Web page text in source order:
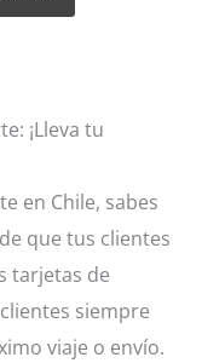
¡Lleva tu
en Chile, sabes
que tus clientes
tarjetas de
siempre
viaje o envío.